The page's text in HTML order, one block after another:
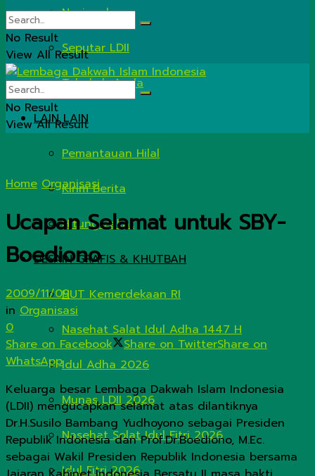
Nasional
Seputar LDII
Tahukah Anda
LAIN LAIN
Pemantauan Hilal
Kirim Berita
Hitung Zakat
DESAIN GRAFIS & KHUTBAH
HUT Kemerdekaan RI
Nasehat Salat Idul Adha 1447 H
Idul Adha 2026
Munas LDII 2026
Nasehat Solat Idul Fitri 2026
Idul Fitri 2026
No Result
View All Result
No Result
View All Result
Home Organisasi
Ucapan Selamat untuk SBY-
Boediono
2009/11/09
in Organisasi
0
Share on Facebook
Share on TwitterShare on
WhatsApp
Keluarga besar Lembaga Dakwah Islam Indonesia
(LDII) mengucapkan selamat atas dilantiknya
Dr.H.Susilo Bambang Yudhoyono sebagai Presiden
Republik Indonesia dan Prof.Dr.Boediono, M.Ec.
sebagai Wakil Presiden Republik Indonesia bersama